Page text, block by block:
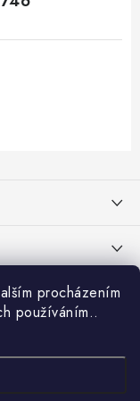
procházením
používáním..